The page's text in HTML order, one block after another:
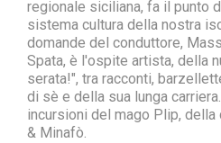
regionale siciliana, fa il punto
sistema cultura della nostra
domande del conduttore,
Spata, è l'ospite artista, della
serata!", tra racconti,
di sè e della sua lunga
incursioni del mago Plip, della
& Minafò.